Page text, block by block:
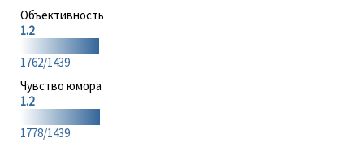
Объективность
1.2
1762/1439
Чувство юмора
1.2
1778/1439